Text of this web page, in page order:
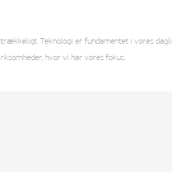
Teknologi er fundamentet i vores
hvor vi har vores fokus.